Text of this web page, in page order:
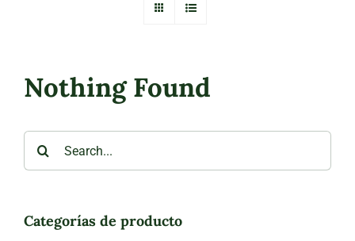
Nothing Found
Categorías de producto